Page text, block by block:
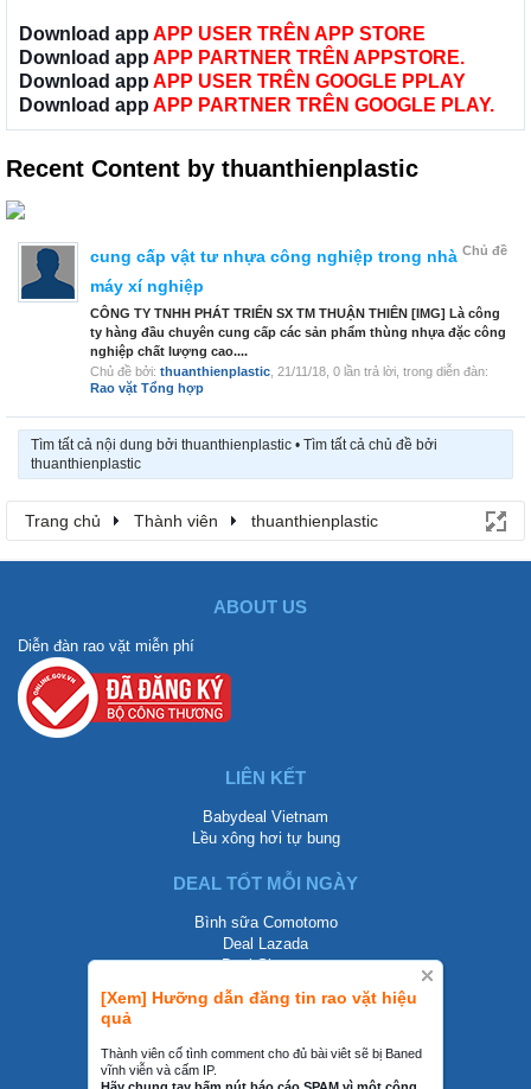
Download app APP USER TRÊN APP STORE
Download app APP PARTNER TRÊN APPSTORE.
Download app APP USER TRÊN GOOGLE PPLAY
Download app APP PARTNER TRÊN GOOGLE PLAY.
[Xem] Hưỡng dẫn đăng tin rao vặt hiệu
quả
Thành viên cố tình comment cho đủ bài viêt sẽ bị Baned
vĩnh viễn và cấm IP.
Recent Content by thuanthienplastic
Chủ đề
cung cấp vật tư nhựa công nghiệp trong nhà
máy xí nghiệp
CÔNG TY TNHH PHÁT TRIỂN SX TM THUẬN THIÊN [IMG] Là công
ty hàng đầu chuyên cung cấp các sản phẩm thùng nhựa đặc công
nghiệp chất lượng cao....
Chủ đề bởi: thuanthienplastic 21/11/18 , 0 lần trả lời, trong diễn đàn:
Rao vặt Tổng hợp
Tìm tất cả nội dung bởi thuanthienplastic
Tìm tất cả chủ đề bởi
thuanthienplastic
Trang chủ Thành viên thuanthienplastic
ABOUT US
Diễn đàn rao vặt miễn phí
LIÊN KẾT
Babydeal Vietnam
Lều xông hơi tự bung
DEAL TỐT MỖI NGÀY
Bình sữa Comotomo
Deal Lazada
Deal Shopee
LIÊN HỆ
0858002468
contact@mraovat.vn